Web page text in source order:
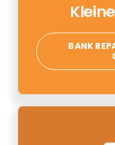
BANK